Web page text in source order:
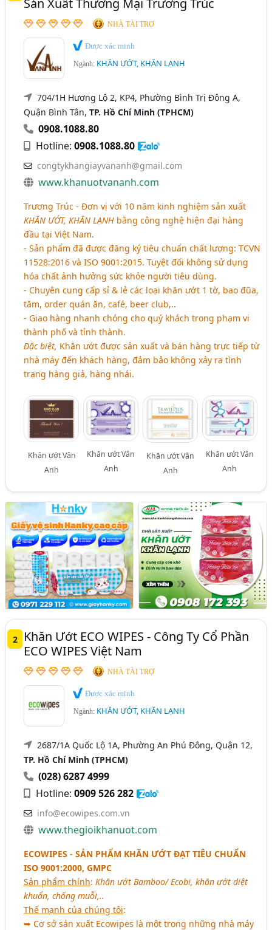
NHÀ TÀI TRỢ
Được xác minh
Ngành: KHĂN ƯỚT, KHĂN LẠNH
704/1H Hương Lộ 2, KP4, Phường Bình Trị Đông A,
Quận Bình Tân,TP. Hồ Chí Minh (TPHCM)
0908.1088.80
Hotline:0908.1088.80
congtykhangiayvananh@gmail.com
www.khanuotvananh.com
Trương Trúc - Đơn vị với 10 năm kinh nghiệm sản xuất
KHĂN ƯỚT, KHĂN LẠNH bằng công nghệ hiện đại hàng
đầu tại Việt Nam.
- Sản phẩm đã được đăng ký tiêu chuẩn chất lượng: TCVN
11528:2016 và ISO 9001:2015. Tuyệt đối không sử dụng
hóa chất ảnh hưởng sức khỏe người tiêu dùng.
- Chuyên cung cấp sỉ & lẻ các loại khăn ướt 1 tờ, bao đũa,
tăm, order quán ăn, café, beer club,..
- Giao hàng nhanh chóng cho quý khách trong phạm vi
thành phố và tỉnh thành.
Đặc biệt, Khăn ướt được sản xuất và bán hàng trực tiếp từ
nhà máy đến khách hàng, đảm bảo không xảy ra tình
trạng hàng giả, hàng nhái.
Khăn ướt Vân
Anh
Khăn ướt Vân
Anh
Khăn ướt Vân
Anh
Khăn ướt Vân
Anh
2
Khăn Ướt ECO WIPES - Công Ty Cổ Phần
ECO WIPES Việt Nam
NHÀ TÀI TRỢ
Được xác minh
Ngành: KHĂN ƯỚT, KHĂN LẠNH
2687/1A Quốc Lộ 1A, Phường An Phú Đông, Quận 12,
TP. Hồ Chí Minh (TPHCM)
(028) 6287 4999
Hotline:0909 526 282
info@ecowipes.com.vn
www.thegioikhanuot.com
ECOWIPES - SẢN PHẨM KHĂN ƯỚT ĐẠT TIÊU CHUẨN
ISO 9001:2000, GMPC
Sản phẩm chính:Khăn ướt Bamboo/ Ecobi, khăn ướt diệt
khuẩn, chống muỗi,..
Thế mạnh của chúng tôi:
➥ Cơ sở sản xuất Ecowipes là một trong những nhà máy